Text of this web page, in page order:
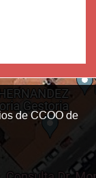
de CCOO de